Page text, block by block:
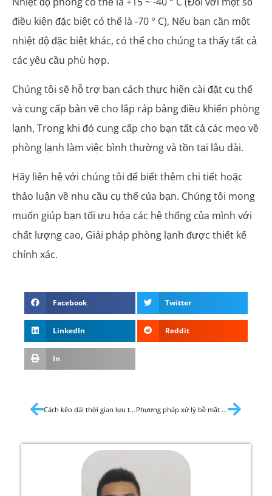
điều kiện đặc biệt có thể là -70 ° C), Nếu bạn cần một
nhiệt độ đặc biệt khác, có thể cho chúng ta thấy tất cả
các yêu cầu phù hợp.
Chúng tôi sẽ hỗ trợ bạn cách thực hiện cài đặt cụ thể
và cung cấp bản vẽ cho lắp ráp bảng điều khiển phòng
lạnh, Trong khi đó cung cấp cho bạn tất cả các mẹo về
phòng lạnh làm việc bình thường và tồn tại lâu dài.
Hãy liên hệ với chúng tôi để biết thêm chi tiết hoặc
thảo luận về nhu cầu cụ thể của bạn. Chúng tôi mong
muốn giúp bạn tối ưu hóa các hệ thống của mình với
chất lượng cao, Giải pháp phòng lạnh được thiết kế
chính xác.
Facebook Twitter
LinkedIn Reddit
In
Cách kéo dài thời gian lưu trữ phòng lạnh cho trái cây và rau quả? Phương pháp xử lý bề mặt cho bộ trao đổi nhiệt vây bằng nhôm